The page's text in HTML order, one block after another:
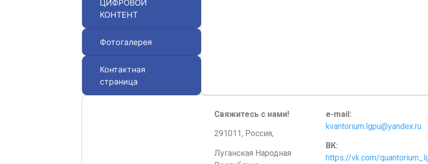
ЦИФРОВОЙ
КОНТЕНТ
Фотогалерея
Контактная
страница
Свяжитесь с нами!
291011, Россия,
Луганская Народная
e-mail:
kvantorium.lgpu@yandex.ru
ВК:
https://vk.com/